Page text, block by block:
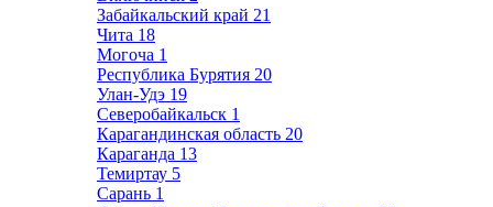
Забайкальский край 21
Чита 18
Могоча 1
Республика Бурятия 20
Улан-Удэ 19
Северобайкальск 1
Карагандинская область 20
Караганда 13
Темиртау 5
Сарань 1